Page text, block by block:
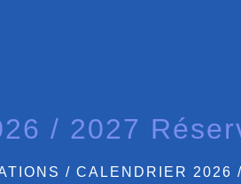
/ 2027
/CALENDRIER 2026